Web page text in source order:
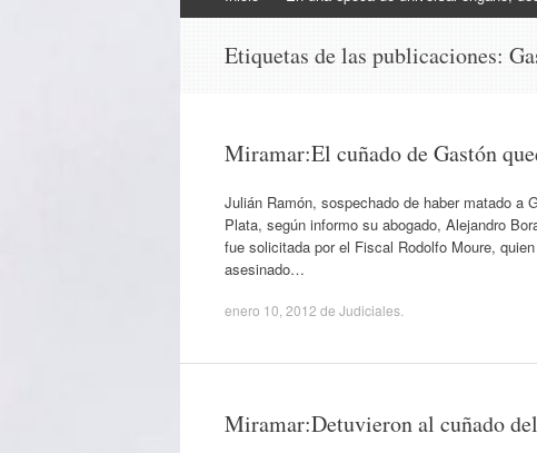
al
Etiquetas de las publicaciones:
Miramar:El cuñado de Gastón
Julián Ramón, sospechado de haber matado a
Plata, según informo su abogado, Alejandro
fue solicitada por el Fiscal Rodolfo Moure,
asesinado…
enero 10, 2012 de Judiciales
Miramar:Detuvieron al cuñado